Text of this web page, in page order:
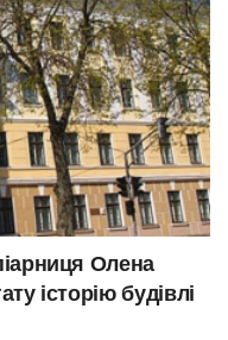
Олена
історію будівлі